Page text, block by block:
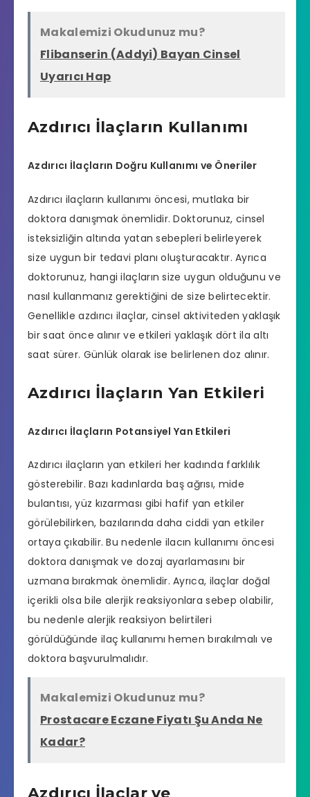
Makalemizi Okudunuz mu?
Flibanserin (Addyi) Bayan Cinsel
Uyarıcı Hap
Azdırıcı İlaçların Kullanımı
Azdırıcı İlaçların Doğru Kullanımı ve Öneriler
Azdırıcı ilaçların kullanımı öncesi, mutlaka bir
doktora danışmak önemlidir. Doktorunuz, cinsel
isteksizliğin altında yatan sebepleri belirleyerek
size uygun bir tedavi planı oluşturacaktır. Ayrıca
doktorunuz, hangi ilaçların size uygun olduğunu ve
nasıl kullanmanız gerektiğini de size belirtecektir.
Genellikle azdırıcı ilaçlar, cinsel aktiviteden yaklaşık
bir saat önce alınır ve etkileri yaklaşık dört ila altı
saat sürer. Günlük olarak ise belirlenen doz alınır.
Azdırıcı İlaçların Yan Etkileri
Azdırıcı İlaçların Potansiyel Yan Etkileri
Azdırıcı ilaçların yan etkileri her kadında farklılık
gösterebilir. Bazı kadınlarda baş ağrısı, mide
bulantısı, yüz kızarması gibi hafif yan etkiler
görülebilirken, bazılarında daha ciddi yan etkiler
ortaya çıkabilir. Bu nedenle ilacın kullanımı öncesi
doktora danışmak ve dozaj ayarlamasını bir
uzmana bırakmak önemlidir. Ayrıca, ilaçlar doğal
içerikli olsa bile alerjik reaksiyonlara sebep olabilir,
bu nedenle alerjik reaksiyon belirtileri
görüldüğünde ilaç kullanımı hemen bırakılmalı ve
doktora başvurulmalıdır.
Makalemizi Okudunuz mu?
Prostacare Eczane Fiyatı Şu Anda Ne
Kadar?
Azdırıcı İlaçlar ve